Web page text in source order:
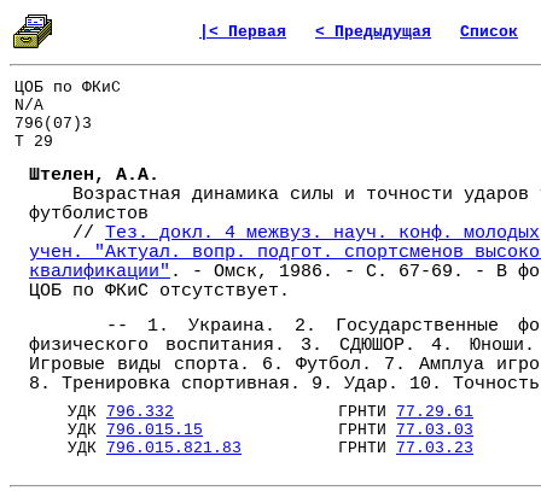
|< Первая < Предыдущая Список
ЦОБ по ФКиС
N/A
796(07)3
Т 29
Штелен, А.А.
Возрастная динамика силы и точности ударов
футболистов
// Тез. докл. 4 межвуз. науч. конф. молодых
учен. "Актуал. вопр. подгот. спортсменов
квалификации" . - Омск, 1986. - С. 67-69. - В
ЦОБ по ФКиС отсутствует.
-- 1. Украина. 2. Государственные
физического воспитания. 3. СДЮШОР. 4.
Игровые виды спорта. 6. Футбол. 7. Амплуа
8. Тренировка спортивная. 9. Удар. 10.
УДК 796.332 ГРНТИ 77.29.61
УДК 796.015.15 ГРНТИ 77.03.03
УДК 796.015.821.83 ГРНТИ 77.03.23